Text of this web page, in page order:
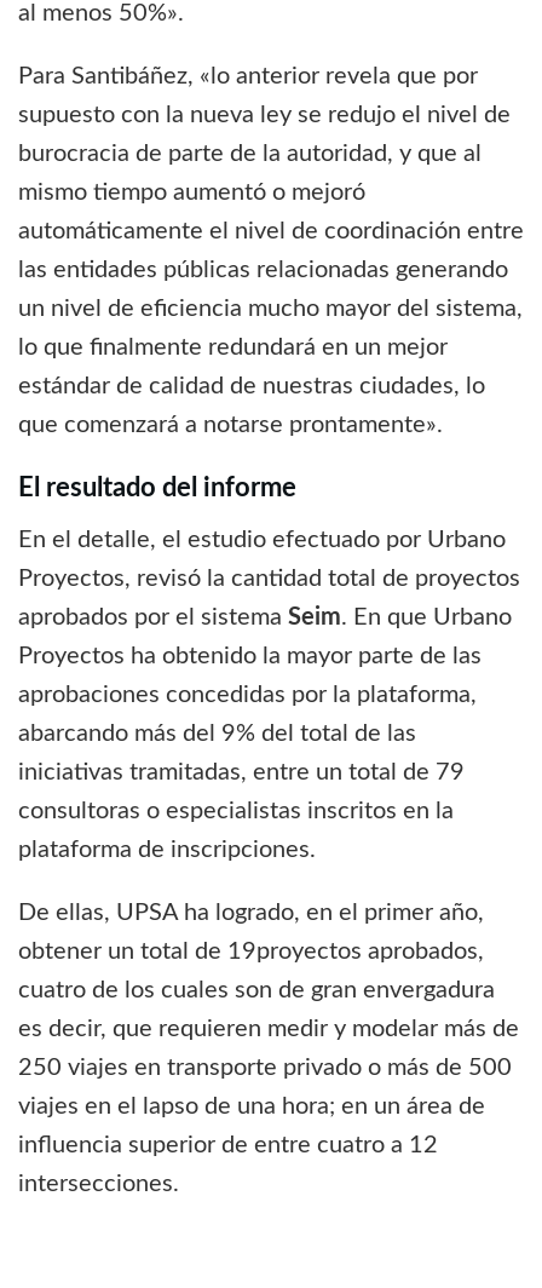
al menos 50%».
Para Santibáñez, «lo anterior revela que por
supuesto con la nueva ley se redujo el nivel de
burocracia de parte de la autoridad, y que al
mismo tiempo aumentó o mejoró
automáticamente el nivel de coordinación entre
las entidades públicas relacionadas generando
un nivel de eficiencia mucho mayor del sistema,
lo que finalmente redundará en un mejor
estándar de calidad de nuestras ciudades, lo
que comenzará a notarse prontamente».
El resultado del informe
En el detalle, el estudio efectuado por Urbano
Proyectos, revisó la cantidad total de proyectos
aprobados por el sistema Seim. En que Urbano
Proyectos ha obtenido la mayor parte de las
aprobaciones concedidas por la plataforma,
abarcando más del 9% del total de las
iniciativas tramitadas, entre un total de 79
consultoras o especialistas inscritos en la
plataforma de inscripciones.
De ellas, UPSA ha logrado, en el primer año,
obtener un total de 19proyectos aprobados,
cuatro de los cuales son de gran envergadura
es decir, que requieren medir y modelar más de
250 viajes en transporte privado o más de 500
viajes en el lapso de una hora; en un área de
influencia superior de entre cuatro a 12
intersecciones.